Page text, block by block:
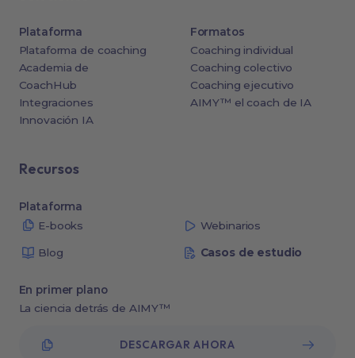
Plataforma
Plataforma de coaching
Academia de
CoachHub
Integraciones
Innovación IA
Formatos
Coaching individual
Coaching colectivo
Coaching ejecutivo
AIMY™ el coach de IA
Recursos
Plataforma
E-books
Webinarios
Blog Casos de estudio
En primer plano
La ciencia detrás de AIMY™
DESCARGAR AHORA